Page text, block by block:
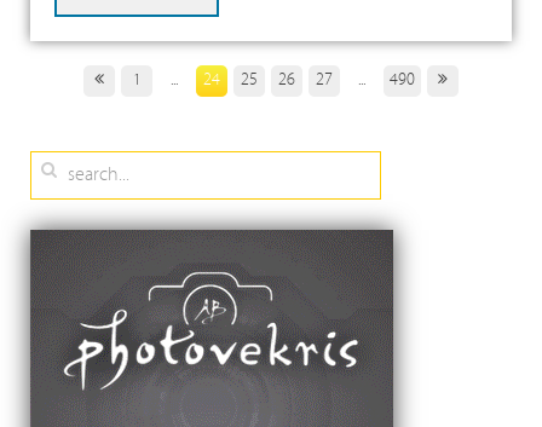
1 ... 24 25 26 27 ... 490